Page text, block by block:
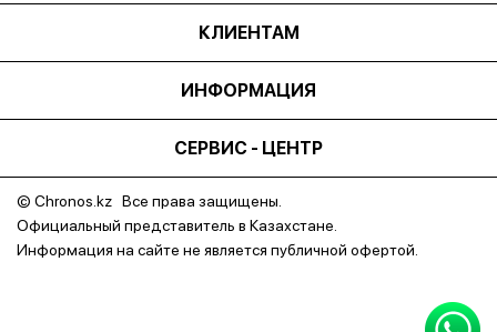
КЛИЕНТАМ
ИНФОРМАЦИЯ
СЕРВИС - ЦЕНТР
© Chronos.kz Все права защищены.
Официальный представитель в Казахстане.
Информация на сайте не является публичной офертой.